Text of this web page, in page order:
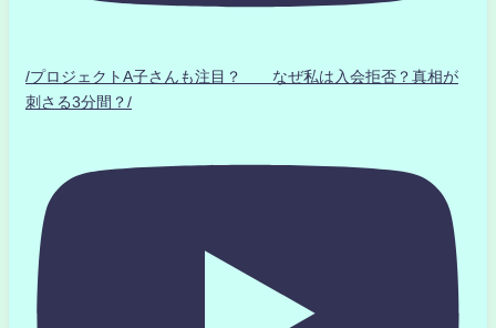
/プロジェクトA子さんも注目？ なぜ私は入会拒否？真相が
刺さる3分間？/